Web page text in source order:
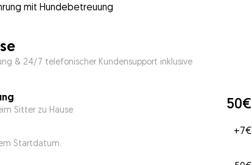
mit Hundebetreuung
& 24/7 telefonischer Kundensupport inklusive
Sitter zu Hause 50€
Startdatum.
+7€